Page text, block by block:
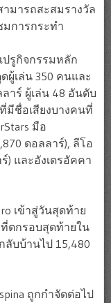
มารถสะสมรางวัล
มการกระทำ
ปรูกิจกรรมหลัก
ผู้เล่น 350 คนและ
าร์ ผู้เล่น 48 อันดับ
มีชื่อเสียงบางคนที่
มือ
ดอลลาร์), ลีโอ
) และอังเดรอัคคา
เข้าสู่วันสุดท้าย
ตกรอบสุดท้ายใน
ลับบ้านไป 15,480
ถูกกำจัดต่อไป